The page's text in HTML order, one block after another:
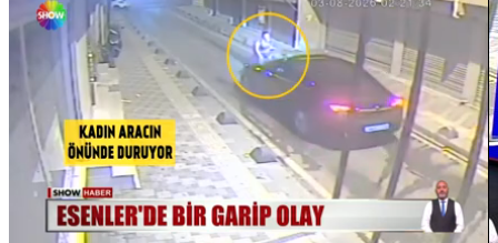
Sesi
Yüklendi:
100.00%
Oynatma